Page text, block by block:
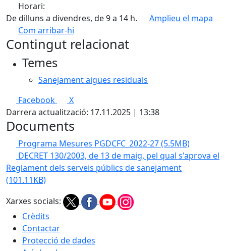
Horari:
De dilluns a divendres, de 9 a 14 h.
Amplieu el mapa
Com arribar-hi
+
Contingut relacionat
Temes
Sanejament aigües residuals
Facebook
X
Darrera actualització: 17.11.2025 | 13:38
Documents
Programa Mesures PGDCFC_2022-27(5.5MB)
DECRET 130/2003, de 13 de maig, pel qual s'aprova el
Reglament dels serveis públics de sanejament
(101.11KB)
Xarxes socials:
Crèdits
Contactar
Protecció de dades